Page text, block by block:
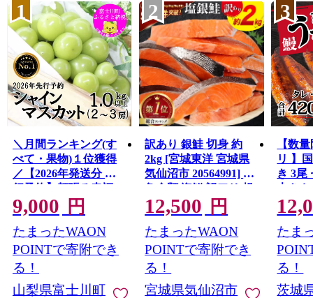
1
＼月間ランキング(す
べて・果物)１位獲得
／【2026年発送分 先
行予約】頬張る幸福
感 〜緑の宝石・ シ
ャインマスカット 〜
１ｋｇ以上（２〜３
房） フルーツ 山梨県
産 果物 くだもの シャ
イン マスカット ぶど
う ブドウ 葡萄 大粒 種
9,000 円
たまったWAON
POINTで寄附でき
る！
山梨県富士川町
2
訳あり 銀鮭 切身 約
2kg [宮城東洋 宮城県
気仙沼市 20564991] 鮭
魚介類 海鮮 訳アリ 規
格外 不揃い さけ サケ
鮭切身 シャケ 切り身
冷凍 家庭用 おかず 弁
当 支援 サーモン 銀鮭
切り身 魚 わけあり
12,500 円
たまったWAON
POINTで寄附でき
る！
宮城県気仙沼市
3
【数
リ 】
き 3尾
大き
レ・
鰻 ふ
な重
茨城
と納
たま
る！
茨城